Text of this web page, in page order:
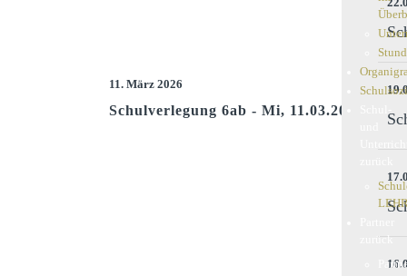
11. März 2026
Schulverlegung 6ab - Mi, 11.03.2026
zurück